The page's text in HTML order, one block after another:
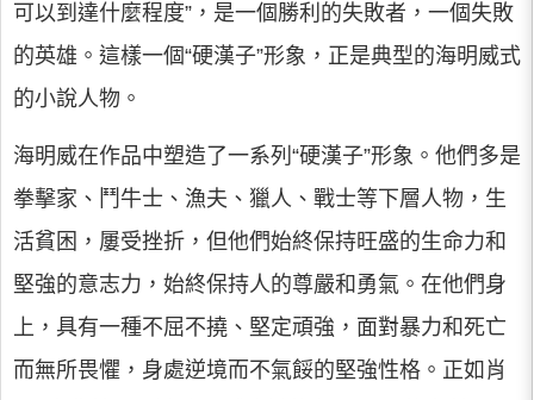
可以到達什麼程度”，是一個勝利的失敗者，一個失敗
的英雄。這樣一個“硬漢子”形象，正是典型的海明威式
的小說人物。
海明威在作品中塑造了一系列“硬漢子”形象。他們多是
拳擊家、鬥牛士、漁夫、獵人、戰士等下層人物，生
活貧困，屢受挫折，但他們始終保持旺盛的生命力和
堅強的意志力，始終保持人的尊嚴和勇氣。在他們身
上，具有一種不屈不撓、堅定頑強，面對暴力和死亡
而無所畏懼，身處逆境而不氣餒的堅強性格。正如肖